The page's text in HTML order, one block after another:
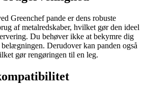
Greenchef pande er dens robuste
af metalredskaber, hvilket gør den ideel
Du behøver ikke at bekymre dig
Derudover kan panden også
gør rengøringen til en leg.